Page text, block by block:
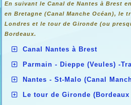
En suivant le Canal de Nantes à Brest
en Bretagne (Canal Manche Océan), le
Londres et le tour de Gironde (ou
Bordeaux.
Canal Nantes à Brest
Parmain - Dieppe (Veules) -
Nantes - St-Malo (Canal
Le tour de Gironde